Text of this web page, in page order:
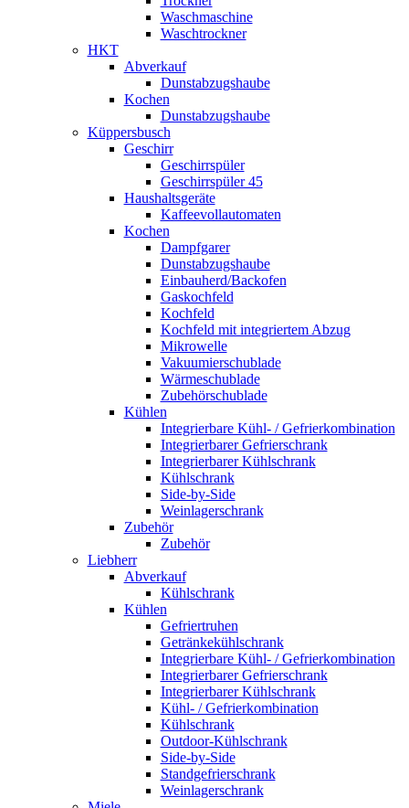
Waschmaschine
Waschtrockner
HKT
Abverkauf
Dunstabzugshaube
Kochen
Dunstabzugshaube
Küppersbusch
Geschirr
Geschirrspüler
Geschirrspüler 45
Haushaltsgeräte
Kaffeevollautomaten
Kochen
Dampfgarer
Dunstabzugshaube
Einbauherd/Backofen
Gaskochfeld
Kochfeld
Kochfeld mit integriertem Abzug
Mikrowelle
Vakuumierschublade
Wärmeschublade
Zubehörschublade
Kühlen
Integrierbare Kühl- / Gefrierkombination
Integrierbarer Gefrierschrank
Integrierbarer Kühlschrank
Kühlschrank
Side-by-Side
Weinlagerschrank
Zubehör
Zubehör
Liebherr
Abverkauf
Kühlschrank
Kühlen
Gefriertruhen
Getränkekühlschrank
Integrierbare Kühl- / Gefrierkombination
Integrierbarer Gefrierschrank
Integrierbarer Kühlschrank
Kühl- / Gefrierkombination
Kühlschrank
Outdoor-Kühlschrank
Side-by-Side
Standgefrierschrank
Weinlagerschrank